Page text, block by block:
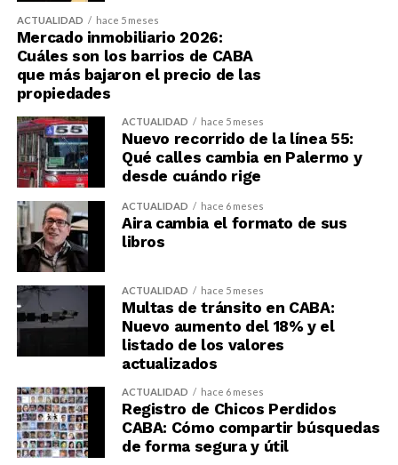
ACTUALIDAD hace 5 meses
Mercado inmobiliario 2026:
Cuáles son los barrios de CABA
que más bajaron el precio de las
propiedades
ACTUALIDAD hace 5 meses
Nuevo recorrido de la línea 55:
Qué calles cambia en Palermo y
desde cuándo rige
ACTUALIDAD hace 6 meses
Aira cambia el formato de sus
libros
ACTUALIDAD hace 5 meses
Multas de tránsito en CABA:
Nuevo aumento del 18% y el
listado de los valores
actualizados
ACTUALIDAD hace 6 meses
Registro de Chicos Perdidos
CABA: Cómo compartir búsquedas
de forma segura y útil